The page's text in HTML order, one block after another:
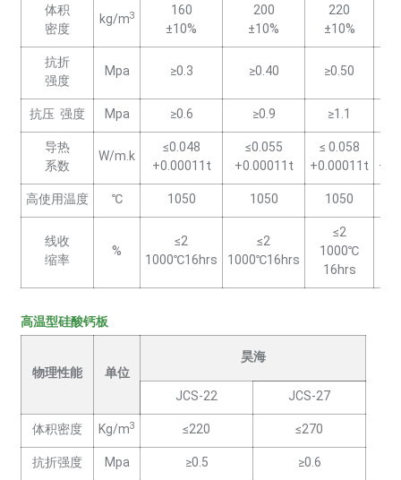
体积
密度
kg/m3
160
±10%
200
±10%
220
±10%
抗折
强度
Mpa ≥0.3 ≥0.40 ≥0.50
抗压 强度 Mpa ≥0.6 ≥0.9 ≥1.1
导热
系数
W/m.k
≤0.048
+0.00011t
≤0.055
+0.00011t
≤ 0.058
+0.00011t
高使用温度
℃ 1050 1050 1050
线收
缩率
%
≤2
1000℃16hrs
≤2
1000℃16hrs
≤2
1000℃
16hrs
高温型硅酸钙板
物理性能 单位
昊海
JCS-22
JCS-27
体积密度
Kg/m3 ≤220
≤270
抗折强度
Mpa ≥0.5
≥0.6